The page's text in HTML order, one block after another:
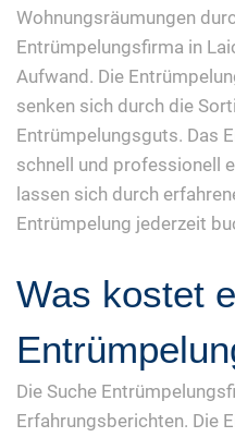
Wohnungsräumungen
Entrümpelungsfirma in
Aufwand. Die
senken sich durch die
Entrümpelungsguts. Das
schnell und professionell
lassen sich durch
Entrümpelung jederzeit
Was kostet
Die Suche
Erfahrungsberichten. Die